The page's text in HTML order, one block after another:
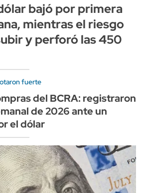
bajó por primera
mientras el riesgo
y perforó las 450
fuerte
del BCRA: registraron
de 2026 ante un
el dólar